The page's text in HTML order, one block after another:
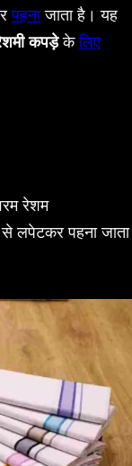
पहनाजाता है। यह
कपड़ेकेलिए
रेशम
से लपेटकर पहना जाता